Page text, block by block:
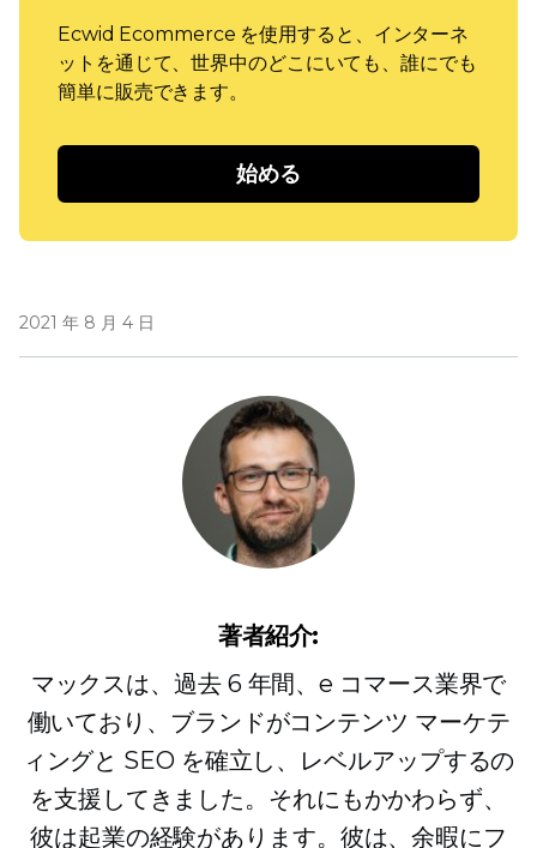
Ecwid Ecommerce を使用すると、インターネ
ットを通じて、世界中のどこにいても、誰にでも
簡単に販売できます。
始める
2021 年 8 月 4 日
著者紹介:
マックスは、過去 6 年間、e コマース業界で
働いており、ブランドがコンテンツ マーケテ
ィングと SEO を確立し、レベルアップするの
を支援してきました。それにもかかわらず、
彼は起業の経験があります。彼は、余暇にフ